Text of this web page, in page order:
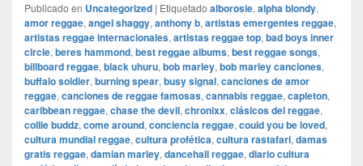
Publicado en Uncategorized | Etiquetado alborosie, alpha blondy,
amor reggae, angel shaggy, anthony b, artistas emergentes reggae,
artistas reggae internacionales, artistas reggae top, bad boys inner
circle, beres hammond, best reggae albums, best reggae songs,
billboard reggae, black uhuru, bob marley, bob marley canciones,
buffalo soldier, burning spear, busy signal, canciones de amor
reggae, canciones de reggae famosas, cannabis reggae, capleton,
caribbean reggae, chase the devil, chronixx, clásicos del reggae,
collie buddz, come around, conciencia reggae, could you be loved,
cultura mundial reggae, cultura profética, cultura rastafari, damas
gratis reggae, damian marley, dancehall reggae, diario cultura